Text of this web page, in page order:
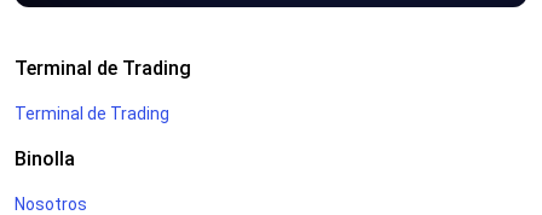
Terminal de Trading
Terminal de Trading
Binolla
Nosotros